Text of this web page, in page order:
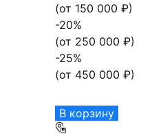
(от 150 000 ₽)
-20%
(от 250 000 ₽)
-25%
(от 450 000 ₽)
В корзину